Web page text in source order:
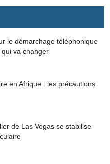
le démarchage téléphonique
va changer
en Afrique : les précautions
de Las Vegas se stabilise